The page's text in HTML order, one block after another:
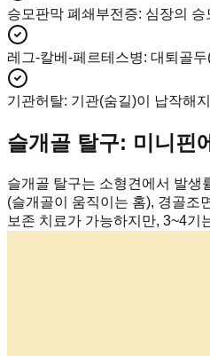
승모판막 폐쇄부전증: 심장의 승
레그-칼베-페르테스병: 대퇴골
기관허탈: 기관(숨길)이 납작해
슬개골 탈구: 미니핀
슬개골 탈구는 소형견에서 발생
(슬개골이 움직이는 홈), 경골조
보존 치료가 가능하지만, 3~4